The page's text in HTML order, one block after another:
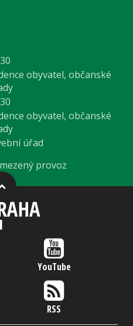
obyvatel, občanské
obyvatel, občanské
úřad
provoz
YouTube
RSS